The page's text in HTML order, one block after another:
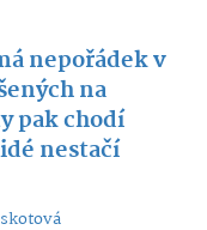
nepořádek v
na
pak chodí
nestačí